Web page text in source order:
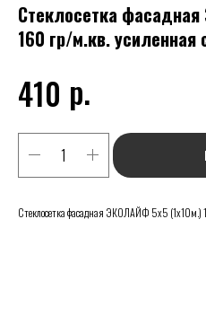
Стеклосетка
160 гр/м.кв. усиленная
410 р.
Стеклосетка фасадная ЭКОЛАЙФ 5х5 (1х10м.)